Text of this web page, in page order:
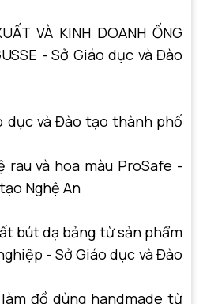
VÀ KINH DOANH ỐNG
- Sở Giáo dục và Đào
dục và Đào tạo thành phố
rau và hoa màu ProSafe -
Nghệ An
bút dạ bảng từ sản phẩm
- Sở Giáo dục và Đào
đồ dùng handmade từ